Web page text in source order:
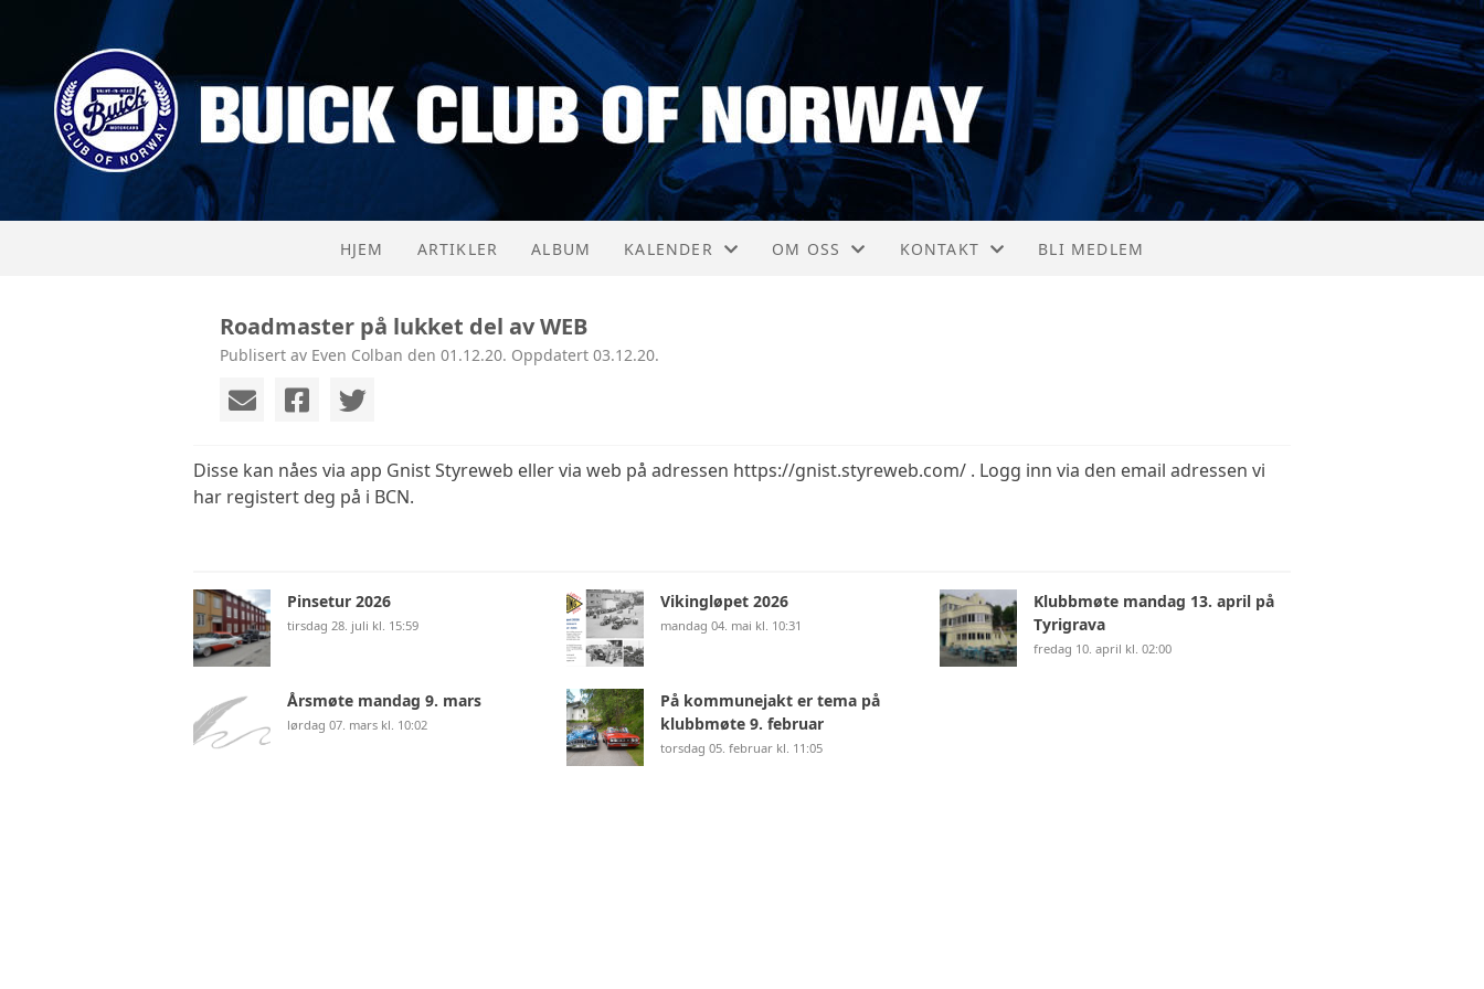
HJEM ARTIKLER ALBUM KALENDER
LISTE
OM OSS
HISTORIE
KONTAKT BLI MEDLEM
Roadmaster på lukket del av WEB
Publisert av Even Colban den 01.12.20. Oppdatert 03.12.20.
Disse kan nåes via app Gnist Styreweb eller via web på adressen https://gnist.styreweb.com/ . Logg inn via den email adressen vi
har registert deg på i BCN.
Pinsetur 2026
tirsdag 28. juli kl. 15:59
Vikingløpet 2026
mandag 04. mai kl. 10:31
Klubbmøte mandag 13. april på
Tyrigrava
fredag 10. april kl. 02:00
Årsmøte mandag 9. mars
lørdag 07. mars kl. 10:02
På kommunejakt er tema på
klubbmøte 9. februar
torsdag 05. februar kl. 11:05